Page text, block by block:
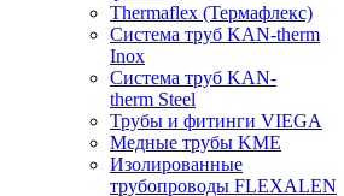
Thermaflex (Термафлекс)
Система труб KAN-therm
Inox
Система труб KAN-
therm Steel
Трубы и фитинги VIEGA
Медные трубы KME
Изолированные
трубопроводы FLEXALEN